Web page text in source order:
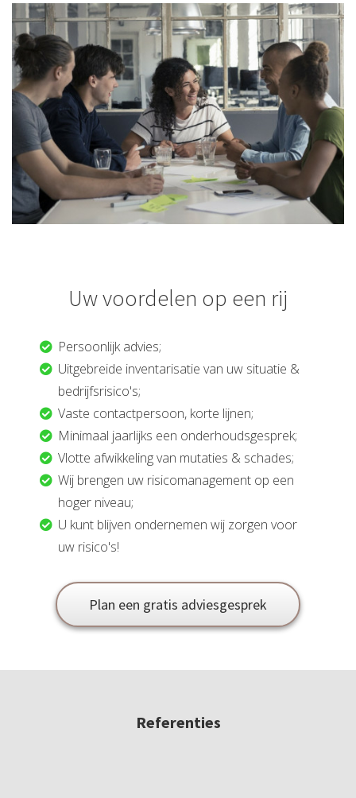
Uw voordelen op een rij
Persoonlijk advies;
Uitgebreide inventarisatie van uw situatie &
bedrijfsrisico's;
Vaste contactpersoon, korte lijnen;
Minimaal jaarlijks een onderhoudsgesprek;
Vlotte afwikkeling van mutaties & schades;
Wij brengen uw risicomanagement op een
hoger niveau;
U kunt blijven ondernemen wij zorgen voor
uw risico's!
Plan een gratis adviesgesprek
Referenties